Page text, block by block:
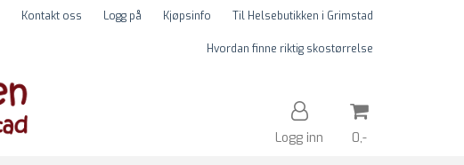
Kontakt oss Logg på Kjøpsinfo Til Helsebutikken i Grimstad
Hvordan finne riktig skostørrelse
Logg inn 0,-